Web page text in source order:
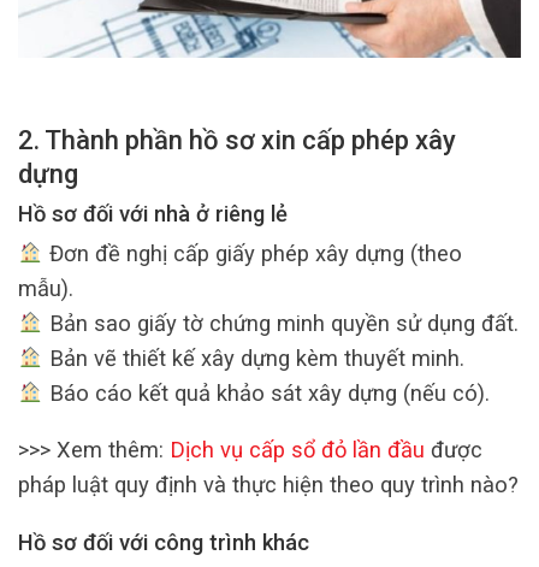
2. Thành phần hồ sơ xin cấp phép xây
dựng
Hồ sơ đối với nhà ở riêng lẻ
Đơn đề nghị cấp giấy phép xây dựng (theo
mẫu).
Bản sao giấy tờ chứng minh quyền sử dụng đất.
Bản vẽ thiết kế xây dựng kèm thuyết minh.
Báo cáo kết quả khảo sát xây dựng (nếu có).
>>> Xem thêm: Dịch vụ cấp sổ đỏ lần đầu được
pháp luật quy định và thực hiện theo quy trình nào?
Hồ sơ đối với công trình khác